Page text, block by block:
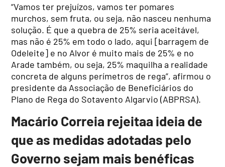
“Vamos ter prejuízos, vamos ter pomares
murchos, sem fruta, ou seja, não nasceu nenhuma
solução. É que a quebra de 25% seria aceitável,
mas não é 25% em todo o lado, aqui [barragem de
Odeleite] e no Alvor é muito mais de 25% e no
Arade também, ou seja, 25% maquilha a realidade
concreta de alguns perímetros de rega”, afirmou o
presidente da Associação de Beneficiários do
Plano de Rega do Sotavento Algarvio (ABPRSA).
Macário Correia rejeitaa ideia de
que as medidas adotadas pelo
Governo sejam mais benéficas